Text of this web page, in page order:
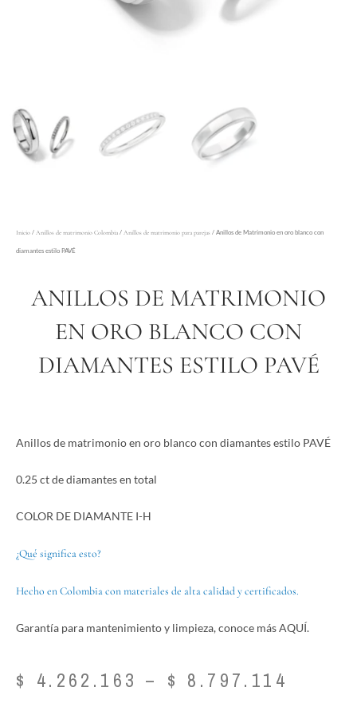
Inicio / Anillos de matrimonio Colombia / Anillos de matrimonio para parejas / Anillos de Matrimonio en oro blanco con
diamantes estilo PAVÉ
ANILLOS DE MATRIMONIO
EN ORO BLANCO CON
DIAMANTES ESTILO PAVÉ
Anillos de matrimonio en oro blanco con diamantes estilo PAVÉ
0.25 ct de diamantes en total
COLOR DE DIAMANTE I-H
¿Qué significa esto?
Hecho en Colombia con materiales de alta calidad y certificados.
Garantía para mantenimiento y limpieza, conoce más AQUÍ.
$ 4.262.163 – $ 8.797.114